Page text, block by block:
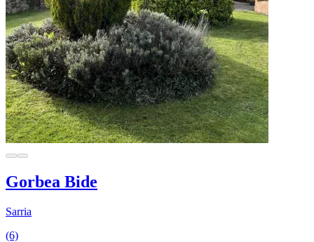
Gorbea Bide
Sarria
(6)